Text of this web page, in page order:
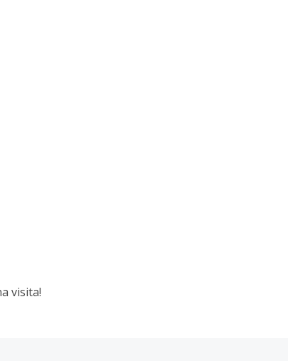
visita!